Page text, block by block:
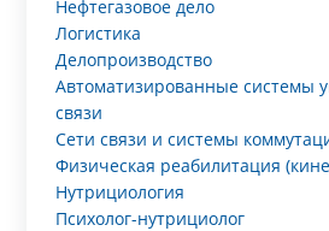
Нефтегазовое дело
Логистика
Делопроизводство
Автоматизированные системы
связи
Сети связи и системы
Физическая реабилитация
Нутрициология
Психолог-нутрициолог